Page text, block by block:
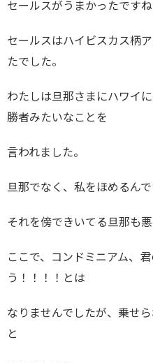
セールスがうまかったですね
セールスはハイビスカス柄
たでした。
わたしは旦那さまにハワイ
勝者みたいなことを
言われました。
旦那でなく、私をほめるんで
それを傍できいてる旦那も
ここで、コンドミニアム、
う！！！！とは
なりませんでしたが、乗せ
と